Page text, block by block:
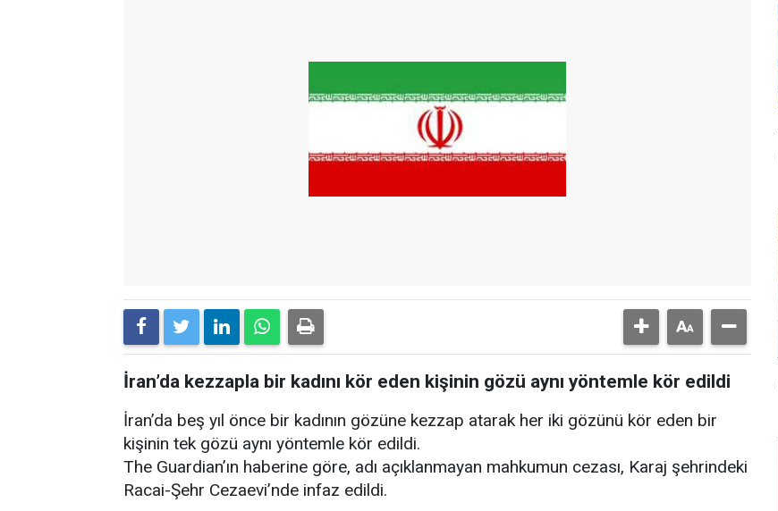
İran’da kezzapla bir kadını kör eden kişinin gözü aynı yöntemle kör edildi
İran’da beş yıl önce bir kadının gözüne kezzap atarak her iki gözünü kör eden bir
kişinin tek gözü aynı yöntemle kör edildi.
The Guardian’ın haberine göre, adı açıklanmayan mahkumun cezası, Karaj şehrindeki
Racai-Şehr Cezaevi’nde infaz edildi.